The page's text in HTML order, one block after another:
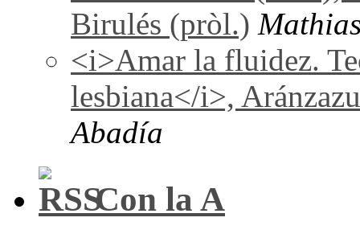
Birulés (pròl.)
<i>Amar la fluidez.
lesbiana</i>,
Abadía
Con la A